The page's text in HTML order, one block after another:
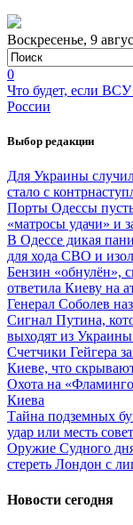
Воскресенье, 9
0
Что будет, если
России
Выбор редакции
Для Украины
стало с
Порты Одессы
«матросы удачи» и
В Одессе дикая
для хода СВО и
Бензин «обнулён»,
ответила Киеву на
Генерал Соболев
Сигнал Путина,
выходят из
Счетчики Гейгера
Киеве, что
Охота на
Киева
Тайна подземных
удар или месть
Оружие Судного
стереть Лондон с
Новости сегодня